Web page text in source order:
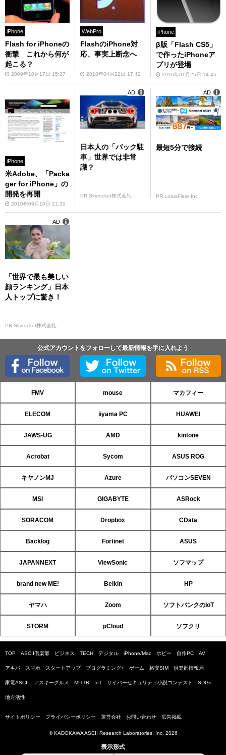
iPhone
Flash for iPhoneの
衝撃 これから何が
起こる？
2009年10月17日 15:27
WebPro
FlashのiPhone対
応、事実上断念へ
2010年04月22日 17:42
iPhone
β版「Flash CS5」
で作ったiPhoneア
プリが登場
2010年01月25日 14:45
iPhone
米Adobe、「Packa
ger for iPhone」の
開発を再開
2010年09月10日 21:30
日本人の「バック駐
車」世界では非常
識？
PR Skyrocket株式会社
AD
最短5分で接続
PR LotusFlare Inc
AD
「世界で最も美しい
顔ランキング」日本
人トップに驚き！
PR Skyrocket株式会社
AD
公式アカウントをフォローして最新情報を手に入れよう
FMV mouse マカフィー
ELECOM iiyama PC HUAWEI
JAWS-UG AMD kintone
Acrobat Sycom ASUS ROG
キヤノンMJ Azure パソコンSEVEN
MSI GIGABYTE ASRock
SORACOM Dropbox CData
Backlog Fortinet ASUS
JAPANNEXT ViewSonic ソフマップ
brand new ME! Belkin HP
ヤマハ Zoom ソフトバンクのIoT
STORM pCloud ソフクリ
TOP ASCII倶楽部 ビジネス TECH デジタル iPhone/Mac ホビー 自作PC AV
アキバ スマホ スタートアップ プログラミング+ ゲーム 格安SIM 倶楽部情報局
家電ASCII アスキーグルメ MITTR IoT サイバーセキュリティ小説コンテスト SDGs
地方活性
サイトポリシー プライバシーポリシー 運営会社 お問い合わせ 広告掲載
© KADOKAWA ASCII Research Laboratories, Inc. 2026
表示形式